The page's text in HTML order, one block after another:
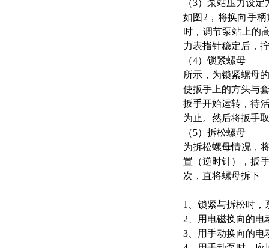
（3）泵站压力设定
如图2，将换向手
时，调节泵站上的
力表指针稳定后，
（4）锁紧螺母
所示，为锁紧螺母
使扳手上的方头与
扳手开始运转，待
为止。然后将扳手
（5）拆松螺母
为拆松螺母情况，
置（逆时针），扳
次，直将螺母拆下
1、锁紧与拆松时，
2、用电磁换向的
3、用手动换向的电